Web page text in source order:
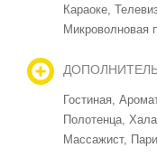
Караоке,
Микроволновая
Гостиная,
Полотенца,
Массажист,